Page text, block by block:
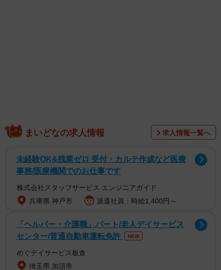
TikTok上でも三代目メンバーたちが「＃ドライブダンス」
まいどなの求人情報 求人情報一覧へ
未経験OK&残業ゼロ 受付・カルテ作成など医療
事務/医療機関でのお仕事です
株式会社スタッフサービス エンジニアガイド
兵庫県 神戸市
派遣社員：時給1,400円～
「ヘルパー・介護職」パート/老人デイサービス
センター/普通自動車運転免許
NEW
めぐデイサービス板倉
埼玉県 加須市